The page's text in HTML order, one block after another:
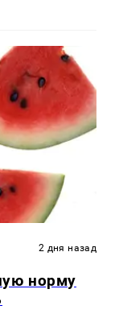
2 дня назад
норму